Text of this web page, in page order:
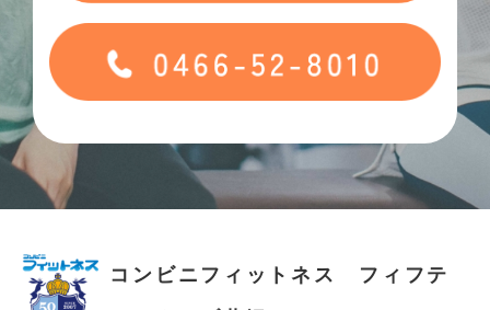
コンビニフィットネス フィフテ